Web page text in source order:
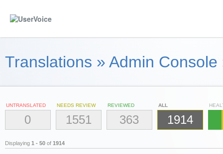
Translations » Admin Console
UNTRANSLATED
0
NEEDS REVIEW
1551
REVIEWED
363
ALL
1914
Displaying 1 - 50 of 1914